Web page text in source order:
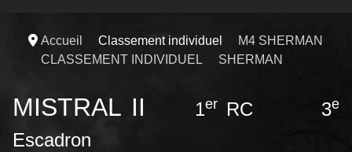
Accueil Classement individuel
M4 SHERMAN
CLASSEMENT INDIVIDUEL
SHERMAN
MISTRAL II 1erRC 3e
Escadron